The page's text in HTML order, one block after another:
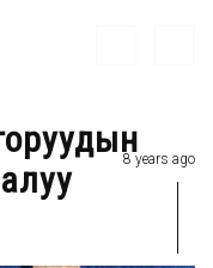
8 years ago